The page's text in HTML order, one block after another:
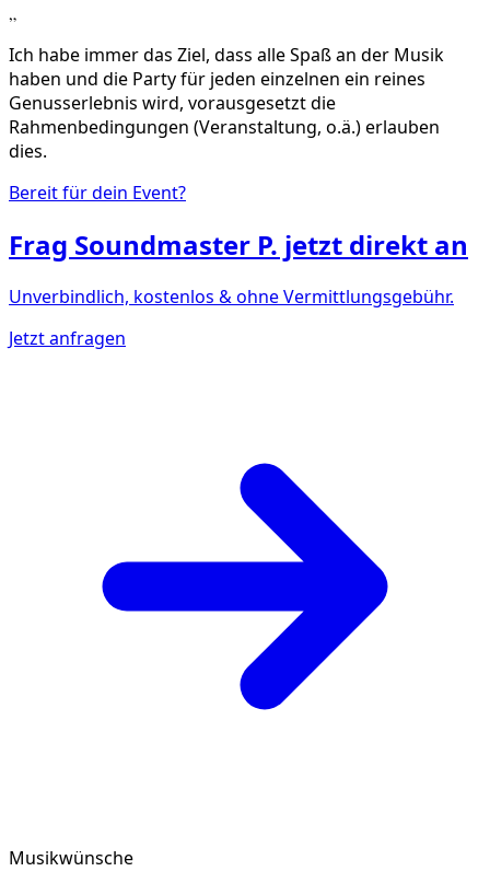
„
Ich habe immer das Ziel, dass alle Spaß an der Musik
haben und die Party für jeden einzelnen ein reines
Genusserlebnis wird, vorausgesetzt die
Rahmenbedingungen (Veranstaltung, o.ä.) erlauben
dies.
Bereit für dein Event?
Frag Soundmaster P. jetzt direkt an
Unverbindlich, kostenlos & ohne Vermittlungsgebühr.
Jetzt anfragen
Musikwünsche